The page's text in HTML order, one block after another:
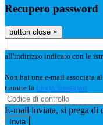
Recupero password
button close ×
all'indirizzo indicato con le
Non hai una e-mail associata
tramite la Login Spaggiari
E-mail inviata, si prega di